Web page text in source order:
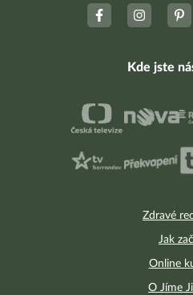
Zdravé
Jak
Online
O Jíme
Kde jste